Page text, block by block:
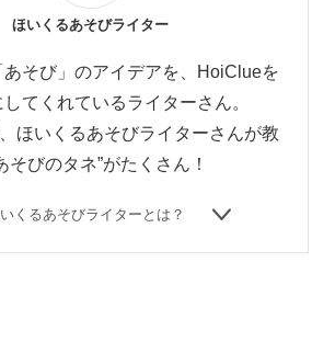
ほいくるあそびライター
あそび」のアイデアを、HoiClueを
てくれているライターさん。
ほいくるあそびライターさんが教
そびのタネ”がたくさん！
くるあそびライターとは？